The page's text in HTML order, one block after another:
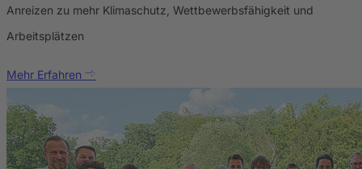
Anreizen zu mehr Klimaschutz, Wettbewerbsfähigkeit und
Arbeitsplätzen
Mehr Erfahren